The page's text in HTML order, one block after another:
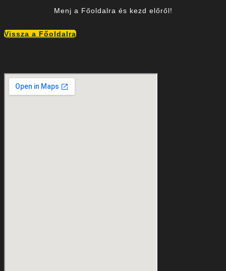
Menj a Főoldalra és kezd előről!
Vissza a Főoldalra